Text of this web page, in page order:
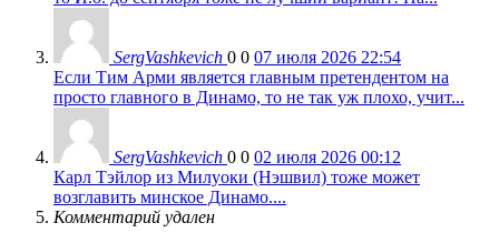
SergVashkevich 0 0 07 июля 2026 22:54
Если Тим Арми является главным претендентом на
просто главного в Динамо, то не так уж плохо, учит...
SergVashkevich 0 0 02 июля 2026 00:12
Карл Тэйлор из Милуоки (Нэшвил) тоже может
возглавить минское Динамо....
Комментарий удален